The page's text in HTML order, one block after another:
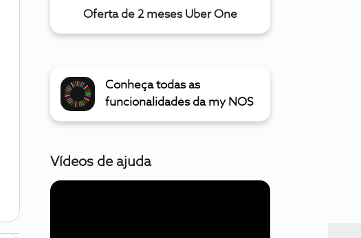
Oferta de 2 meses Uber One
Conheça todas as
funcionalidades da my NOS
Vídeos de ajuda